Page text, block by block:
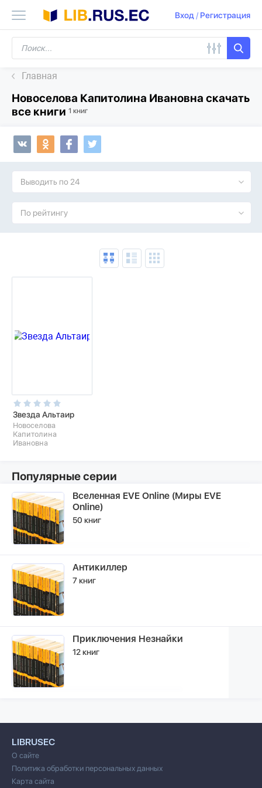
Вход/ Регистрация
Главная
Новоселова Капитолина Ивановна скачать
все книги 1 книг
Выводить по 24
По рейтингу
Звезда Альтаир
Новоселова
Капитолина
Ивановна
Популярные серии
Вселенная EVE Online (Миры EVE
Online)
50 книг
Антикиллер
7 книг
Приключения Незнайки
12 книг
LIBRUSEC
О сайте
Политика обработки персональных данных
Карта сайта